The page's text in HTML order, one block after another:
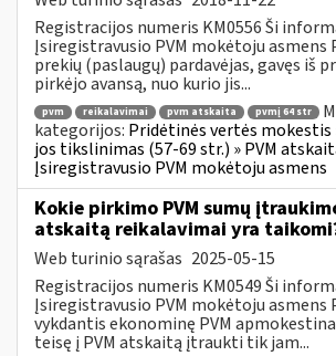
Registracijos numeris KM0556 Ši
Įsiregistravusio PVM mokėtoju asmens
prekių (paslaugų) pardavėjas, gavęs iš
pirkėjo avansą, nuo kurio jis...
pvm reikalavimai pvm atskaita pvmį 64 str
kategorijos: Pridėtinės vertės mokestis
jos tikslinimas (57-69 str.) » PVM
Įsiregistravusio PVM mokėtoju asmens
Kokie pirkimo PVM sumų
atskaitą reikalavimai yra
Web turinio sąrašas 2025-05-15
Registracijos numeris KM0549 Ši
Įsiregistravusio PVM mokėtoju asmens
vykdantis ekonominę PVM
teisę į PVM atskaitą įtraukti tik jam...